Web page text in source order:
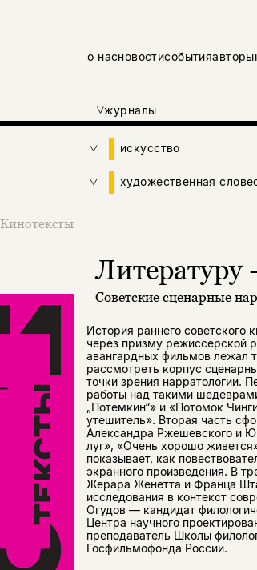
о насновостисобытияавторы
журналы
искусство
художественная
Кинотексты
Литературу
Советские сценарные
История раннего советского
через призму режиссерской
авангардных фильмов лежал
рассмотреть корпус
точки зрения нарратологии.
работы над такими
„Потемкин“» и «Потомок
утешитель». Вторая часть
Александра Ржешевского и
луг», «Очень хорошо
показывает, как
экранного произведения. В
Жерара Женетта и Франца
исследования в контекст
Огудов — кандидат
Центра научного
преподаватель Школы
Госфильмофонда России.